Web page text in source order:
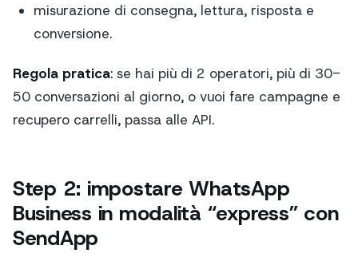
misurazione di consegna, lettura, risposta e
conversione.
Regola pratica: se hai più di 2 operatori, più di 30-
50 conversazioni al giorno, o vuoi fare campagne e
recupero carrelli, passa alle API.
Step 2: impostare WhatsApp
Business in modalità “express” con
SendApp